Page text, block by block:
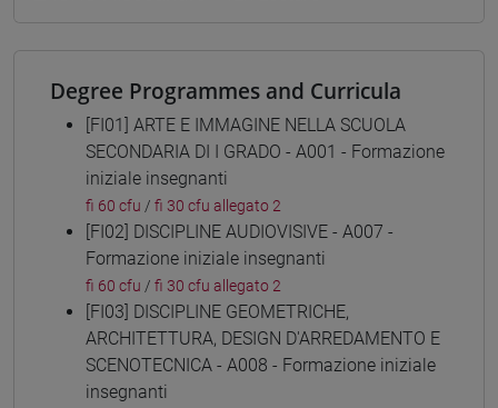
Degree Programmes and Curricula
[FI01] ARTE E IMMAGINE NELLA SCUOLA
SECONDARIA DI I GRADO - A001 - Formazione
iniziale insegnanti
fi 60 cfu / fi 30 cfu allegato 2
[FI02] DISCIPLINE AUDIOVISIVE - A007 -
Formazione iniziale insegnanti
fi 60 cfu / fi 30 cfu allegato 2
[FI03] DISCIPLINE GEOMETRICHE,
ARCHITETTURA, DESIGN D'ARREDAMENTO E
SCENOTECNICA - A008 - Formazione iniziale
insegnanti